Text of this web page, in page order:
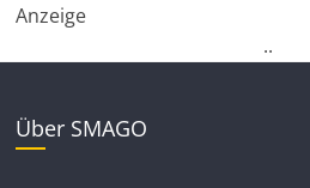
Anzeige
..
Über SMAGO